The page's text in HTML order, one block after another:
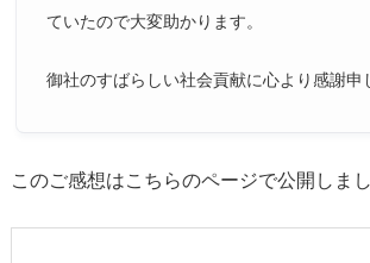
ていたので大変助かります。
御社のすばらしい社会貢献に心より感謝申
このご感想はこちらのページで公開しまし